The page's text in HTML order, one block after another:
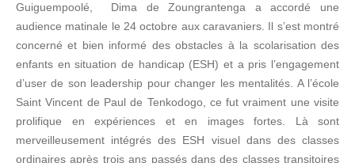
Guiguempoolé, Dima de Zoungrantenga a accordé une
audience matinale le 24 octobre aux caravaniers. Il s’est montré
concerné et bien informé des obstacles à la scolarisation des
enfants en situation de handicap (ESH) et a pris l’engagement
d’user de son leadership pour changer les mentalités. A l’école
Saint Vincent de Paul de Tenkodogo, ce fut vraiment une visite
prolifique en expériences et en images fortes. Là sont
merveilleusement intégrés des ESH visuel dans des classes
ordinaires après trois ans passés dans des classes transitoires